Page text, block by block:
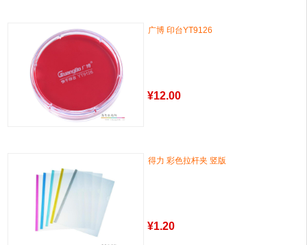
广博 印台YT9126
¥12.00
得力 彩色拉杆夹 竖版
¥1.20